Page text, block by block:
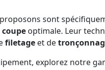
sont
coupe optimale. Leur
filetage et de
explorez notre